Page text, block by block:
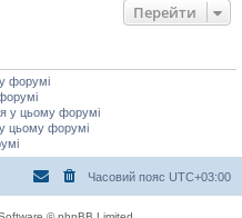
Перейти
форумі
у цьому форумі
цьому форумі
Часовий пояс UTC+03:00